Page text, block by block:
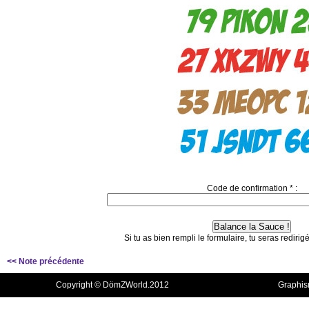
Code de confirmation * :
Si tu as bien rempli le formulaire, tu seras
<< Note précédente
Copyright © DömZWorld.2012